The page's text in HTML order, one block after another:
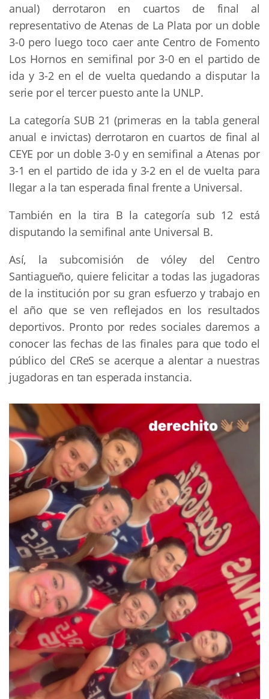
anual) derrotaron en cuartos de final al
representativo de Atenas de La Plata por un doble
3-0 pero luego toco caer ante Centro de Fomento
Los Hornos en semifinal por 3-0 en el partido de
ida y 3-2 en el de vuelta quedando a disputar la
serie por el tercer puesto ante la UNLP.
La categoría SUB 21 (primeras en la tabla general
anual e invictas) derrotaron en cuartos de final al
CEYE por un doble 3-0 y en semifinal a Atenas por
3-1 en el partido de ida y 3-2 en el de vuelta para
llegar a la tan esperada final frente a Universal.
También en la tira B la categoría sub 12 está
disputando la semifinal ante Universal B.
Así, la subcomisión de vóley del Centro
Santiagueño, quiere felicitar a todas las jugadoras
de la institución por su gran esfuerzo y trabajo en
el año que se ven reflejados en los resultados
deportivos. Pronto por redes sociales daremos a
conocer las fechas de las finales para que todo el
público del CReS se acerque a alentar a nuestras
jugadoras en tan esperada instancia.